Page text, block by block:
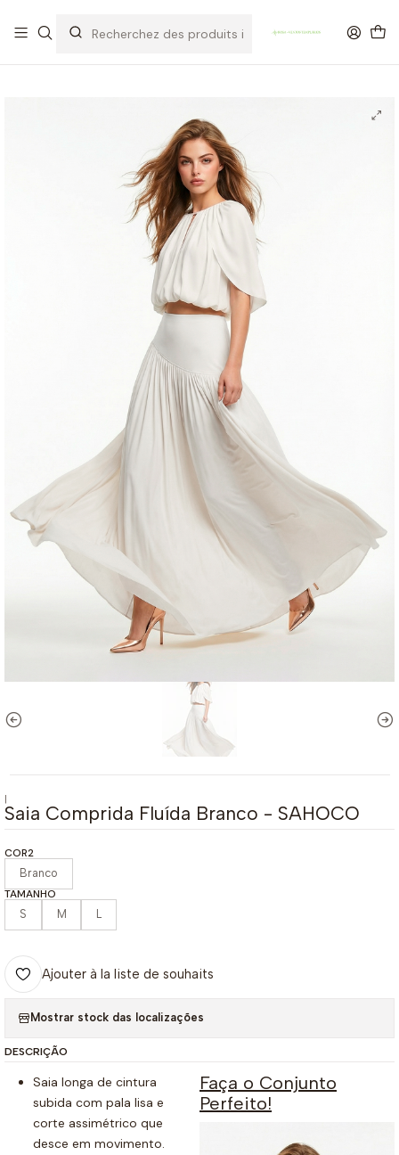
OFERTA DE PORTES DE ENVIO em compras para Portugal superiores a
80€ de artigos sem promoção
|
Saia Comprida Fluída Branco - SAHOCO
COR2
Branco
TAMANHO
S M L
Ajouter à la liste de souhaits
Mostrar stock das localizações
DESCRIÇÃO
Saia longa de cintura
subida com pala lisa e
corte assimétrico que
desce em movimento.
Faça o Conjunto
Perfeito!